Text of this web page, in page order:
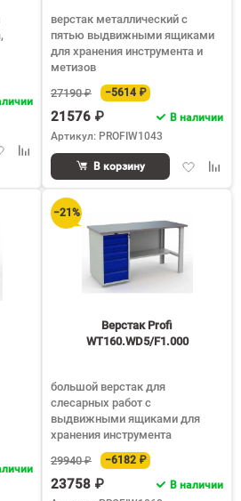
Добавить
сравнению
верстак металлический с
пятью выдвижными ящиками
для хранения инструмента и
метизов
27190 ₽
−5614 ₽
21576 ₽
В наличии
Артикул: PROFIW1043
Добавить
В корзину
−21%
Верстак Profi
WT160.WD5/F1.000
большой верстак для
слесарных работ с
выдвижными ящиками для
хранения инструмента
29940 ₽
−6182 ₽
23758 ₽
В наличии